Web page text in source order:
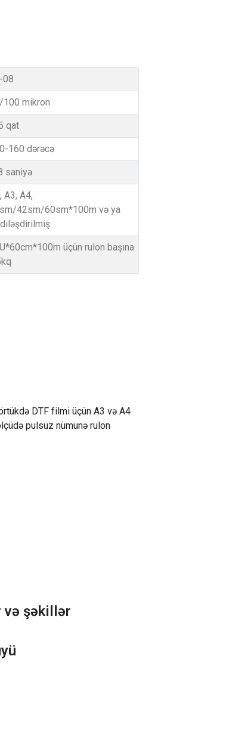
08
100 mikron
qat
160 dərəcə
saniyə
A3, A4,
42sm/60sm*100m və ya
üçün rulon başına
DTF filmi üçün A3 və A4
pulsuz nümunə rulon
və şəkillər